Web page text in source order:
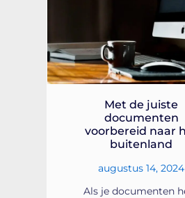
Met de juiste
documenten
voorbereid naar
buitenland
augustus 14, 2024
Als je documenten